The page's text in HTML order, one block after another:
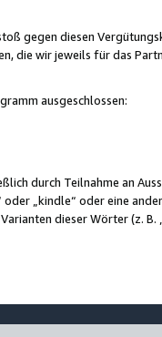
gegen diesen
die wir jeweils für das
ausgeschlossen:
durch Teilnahme an
„kindle“ oder eine
dieser Wörter (z. B.